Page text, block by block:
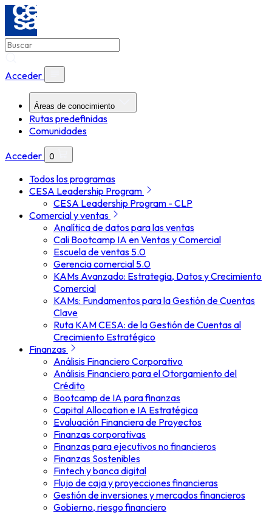
Acceder
Áreas de conocimiento
Rutas predefinidas
Comunidades
Acceder 0
Todos los programas
CESA Leadership Program
CESA Leadership Program - CLP
Comercial y ventas
Analítica de datos para las ventas
Cali Bootcamp IA en Ventas y Comercial
Escuela de ventas 5.0
Gerencia comercial 5.0
KAMs Avanzado: Estrategia, Datos y Crecimiento
Comercial
KAMs: Fundamentos para la Gestión de Cuentas
Clave
Ruta KAM CESA: de la Gestión de Cuentas al
Crecimiento Estratégico
Finanzas
Análisis Financiero Corporativo
Análisis Financiero para el Otorgamiento del
Crédito
Bootcamp de IA para finanzas
Capital Allocation e IA Estratégica
Evaluación Financiera de Proyectos
Finanzas corporativas
Finanzas para ejecutivos no financieros
Finanzas Sostenibles
Fintech y banca digital
Flujo de caja y proyecciones financieras
Gestión de inversiones y mercados financieros
Gobierno, riesgo financiero